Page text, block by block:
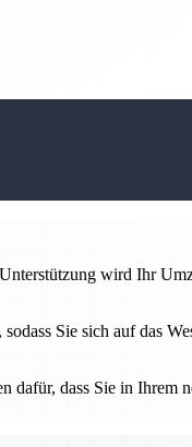
wird Ihr
Sie sich auf das
dass Sie in Ihrem